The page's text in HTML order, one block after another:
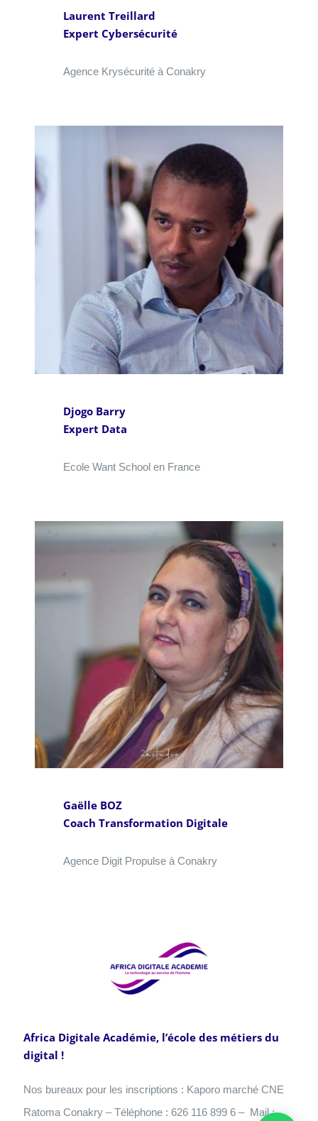
Laurent Treillard
Expert Cybersécurité
Agence Krysécurité à Conakry
Djogo Barry
Expert Data
Ecole Want School en France
Gaëlle BOZ
Coach Transformation Digitale
Agence Digit Propulse à Conakry
Africa Digitale Académie, l’école des métiers du
digital !
Nos bureaux pour les inscriptions : Kaporo marché CNE
Ratoma Conakry – Téléphone : 626 116 899 6 – Mail :